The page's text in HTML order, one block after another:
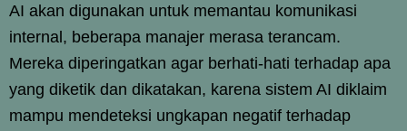
AI akan digunakan untuk memantau komunikasi
internal, beberapa manajer merasa terancam.
Mereka diperingatkan agar berhati-hati terhadap apa
yang diketik dan dikatakan, karena sistem AI diklaim
mampu mendeteksi ungkapan negatif terhadap